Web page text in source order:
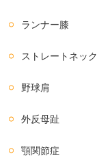
ランナー膝
ストレートネック
野球肩
外反母趾
顎関節症